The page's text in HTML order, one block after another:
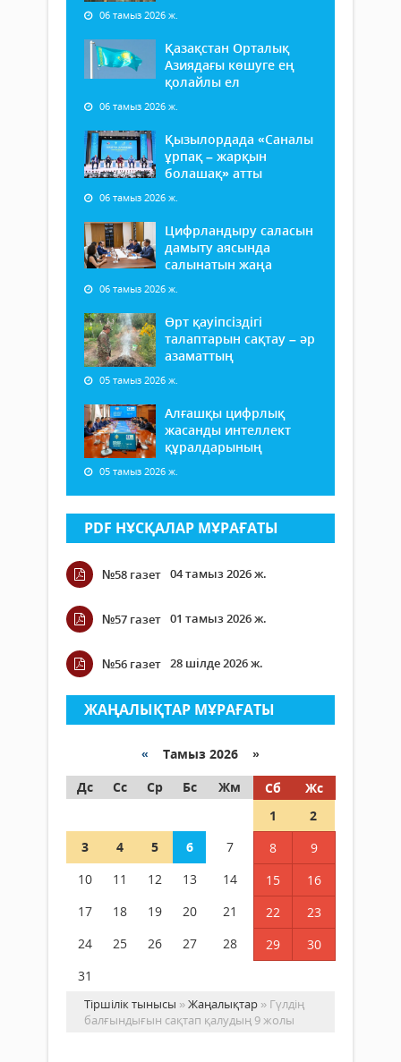
06 тамыз 2026 ж.
Қазақстан Орталық
Азиядағы көшуге ең
қолайлы ел
06 тамыз 2026 ж.
Қызылордада «Саналы
ұрпақ – жарқын
болашақ» атты
06 тамыз 2026 ж.
Цифрландыру саласын
дамыту аясында
салынатын жаңа
06 тамыз 2026 ж.
Өрт қауіпсіздігі
талаптарын сақтау – әр
азаматтың
05 тамыз 2026 ж.
Алғашқы цифрлық
жасанды интеллект
құралдарының
05 тамыз 2026 ж.
PDF НҰСҚАЛАР МҰРАҒАТЫ
№58 газет 04 тамыз 2026 ж.
№57 газет 01 тамыз 2026 ж.
№56 газет 28 шілде 2026 ж.
ЖАҢАЛЫҚТАР МҰРАҒАТЫ
« Тамыз 2026 »
Дс
Сс Ср Бс Жм Сб
Жс
1
2
3
4 5 6 7 8
9
10
11 12 13 14 15
16
17
18 19 20 21 22
23
24
25 26 27 28 29
30
31
Тіршілік тынысы »Жаңалықтар » Гүлдің
балғындығын сақтап қалудың 9 жолы